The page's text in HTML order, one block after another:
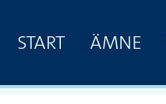
START ÄMNE